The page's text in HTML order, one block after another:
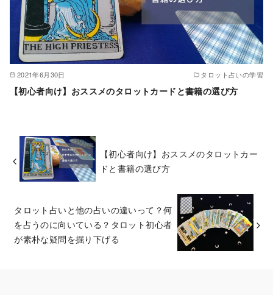
2021年6月30日 タロット占いの学習
【初心者向け】おススメのタロットカードと書籍の選び方
【初心者向け】おススメのタロットカー
ドと書籍の選び方
タロット占いと他の占いの違いって？何
を占うのに向いている？タロット初心者
が素朴な疑問を掘り下げる